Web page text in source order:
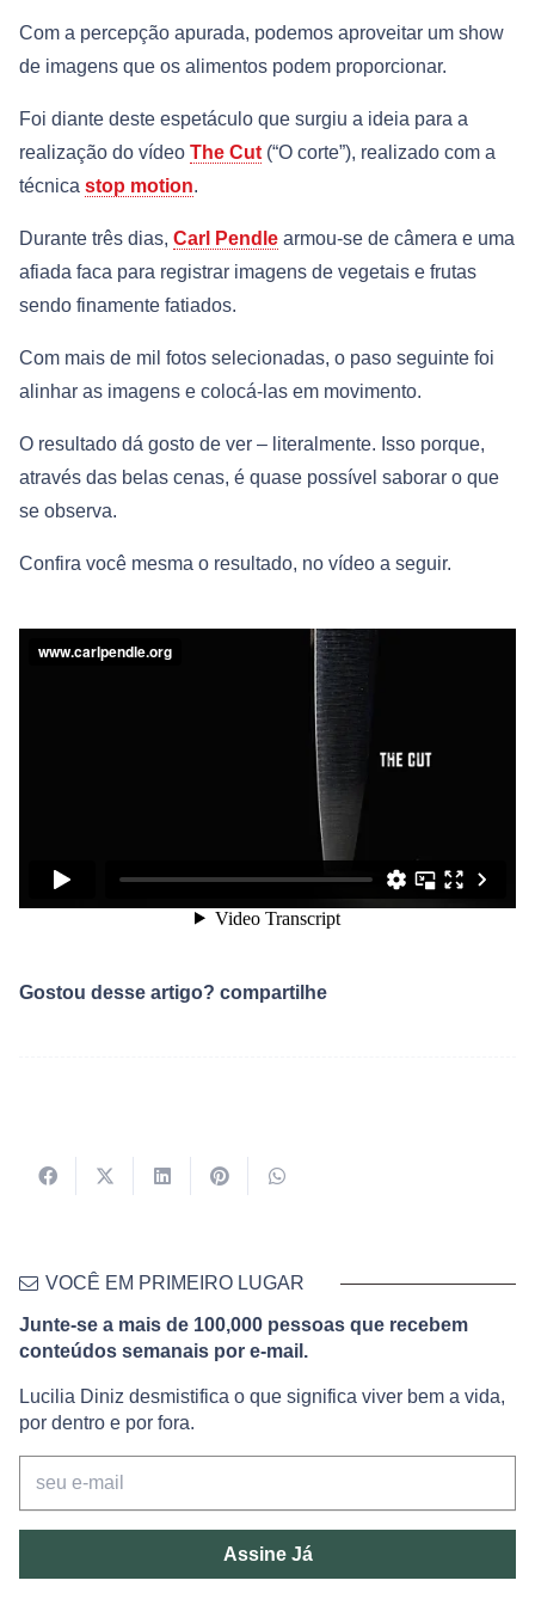
Com a percepção apurada, podemos aproveitar um show
de imagens que os alimentos podem proporcionar.
Foi diante deste espetáculo que surgiu a ideia para a
realização do vídeo The Cut (“O corte”), realizado com a
técnica stop motion.
Durante três dias, Carl Pendle armou-se de câmera e uma
afiada faca para registrar imagens de vegetais e frutas
sendo finamente fatiados.
Com mais de mil fotos selecionadas, o paso seguinte foi
alinhar as imagens e colocá-las em movimento.
O resultado dá gosto de ver – literalmente. Isso porque,
através das belas cenas, é quase possível saborar o que
se observa.
Confira você mesma o resultado, no vídeo a seguir.
Gostou desse artigo? compartilhe
VOCÊ EM PRIMEIRO LUGAR
Junte-se a mais de 100,000 pessoas que recebem
conteúdos semanais por e-mail.
Lucilia Diniz desmistifica o que significa viver bem a vida,
por dentro e por fora.
Assine Já